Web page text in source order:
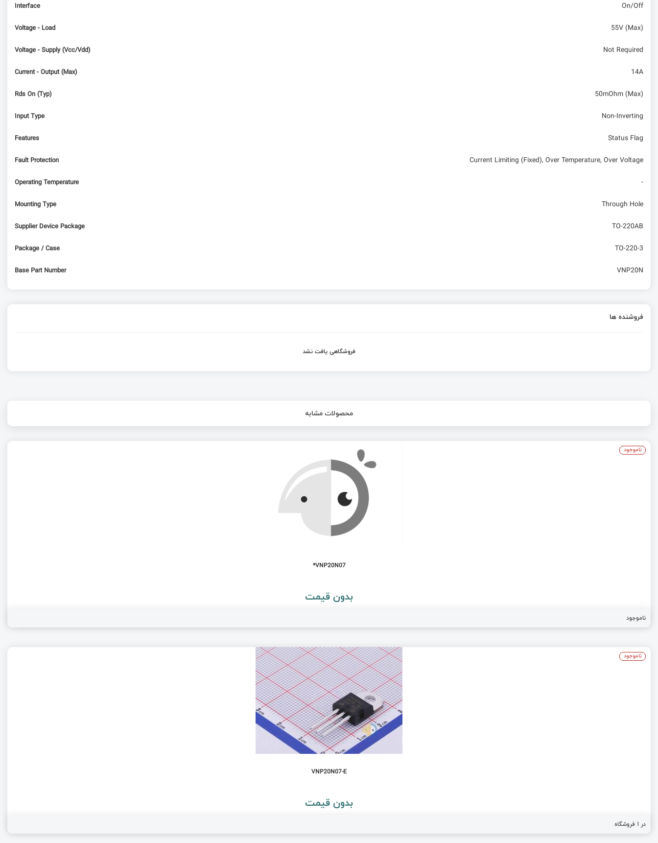
Interface On/Off
Voltage - Load 55V (Max)
Voltage - Supply (Vcc/Vdd) Not Required
Current - Output (Max) 14A
Rds On (Typ) 50mOhm (Max)
Input Type Non-Inverting
Features Status Flag
Fault Protection Current Limiting (Fixed), Over Temperature, Over Voltage
Operating Temperature -
Mounting Type Through Hole
Supplier Device Package TO-220AB
Package / Case TO-220-3
Base Part Number VNP20N
فروشنده ها
فروشگاهی یافت نشد
محصولات مشابه
VNP20N07*
بدون قیمت
ناموجود
ناموجود
VNP20N07-E
بدون قیمت
در 1 فروشگاه
ناموجود